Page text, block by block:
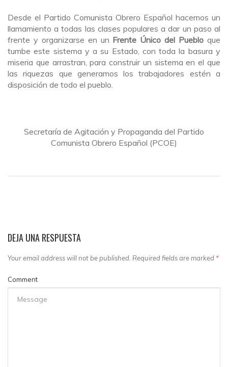
Desde el Partido Comunista Obrero Español hacemos un
llamamiento a todas las clases populares a dar un paso al
frente y organizarse en un Frente Único del Pueblo que
tumbe este sistema y a su Estado, con toda la basura y
miseria que arrastran, para construir un sistema en el que
las riquezas que generamos los trabajadores estén a
disposición de todo el pueblo.
Secretaría de Agitación y Propaganda del Partido
Comunista Obrero Español (PCOE)
DEJA UNA RESPUESTA
Your email address will not be published. Required fields are marked *
Comment